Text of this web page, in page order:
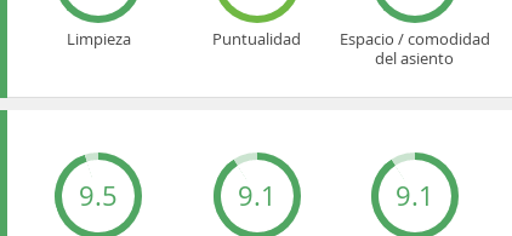
Limpieza Puntualidad
Espacio / comodidad
del asiento
9.5 9.1 9.1